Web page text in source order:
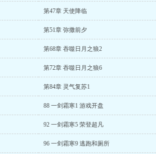
第47章 天使降临
第51章 弥撒前夕
第68章 吞噬日月之狼2
第72章 吞噬日月之狼6
第84章 灵气复苏1
88 一剑霜寒1 游戏开盘
92 一剑霜寒5 荣登超凡
96 一剑霜寒9 逃跑和厕所